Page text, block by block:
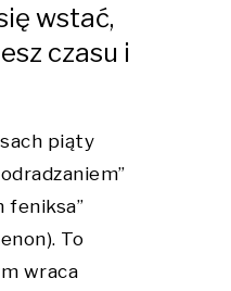
wstać,
czasu i
piąty
feniksa”
To
wraca